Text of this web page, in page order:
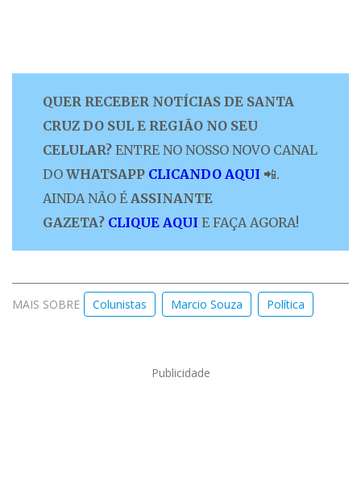
QUER RECEBER NOTÍCIAS DE SANTA
CRUZ DO SUL E REGIÃO NO SEU
CELULAR? ENTRE NO NOSSO NOVO CANAL
DO WHATSAPP CLICANDO AQUI 📲.
AINDA NÃO É ASSINANTE
GAZETA? CLIQUE AQUI E FAÇA AGORA!
MAIS SOBRE Colunistas Marcio Souza Política
Publicidade